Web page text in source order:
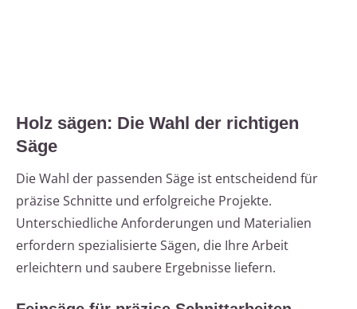
Holz sägen: Die Wahl der richtigen
Säge
Die Wahl der passenden Säge ist entscheidend für
präzise Schnitte und erfolgreiche Projekte.
Unterschiedliche Anforderungen und Materialien
erfordern spezialisierte Sägen, die Ihre Arbeit
erleichtern und saubere Ergebnisse liefern.